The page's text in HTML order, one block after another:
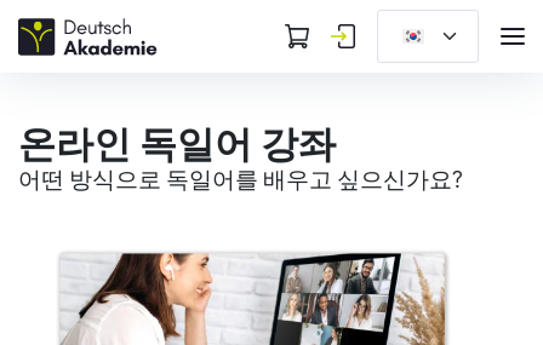
온라인 독일어 강좌
어떤 방식으로 독일어를 배우고 싶으신가요?